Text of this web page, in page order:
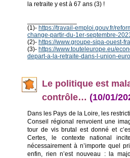
la retraite y est à 67 ans (3) !
(1)- https://travail-emploi.gouv.fr/
change-partir-du-1er-septembre-
(2)- https://www.groupe-sipa-ouest-
(3)- https://www.touteleurope.eu/
depart-a-la-retraite-dans-l-union-
Le politique est
contrôle… (10/01/
Dans les Pays de la Loire, les
Conseil régional renvoient une
tour de vis brutal est donné et
Certes, le contexte national
nécessairement à n’importe quel
enfin, rien n’est nouveau : la